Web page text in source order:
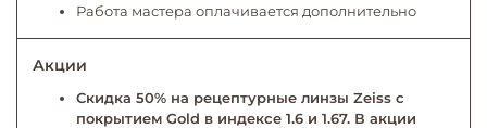
Работа мастера оплачивается дополнительно
Акции
Скидка 50% на рецептурные линзы Zeiss с
покрытием Gold в индексе 1.6 и 1.67. В акции